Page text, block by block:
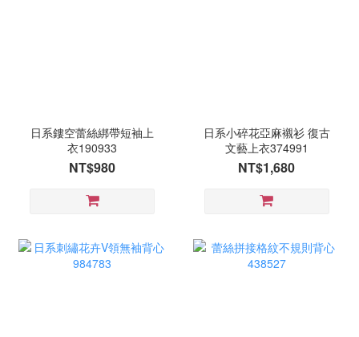
日系鏤空蕾絲綁帶短袖上
衣190933
NT$980
日系小碎花亞麻襯衫 復古
文藝上衣374991
NT$1,680